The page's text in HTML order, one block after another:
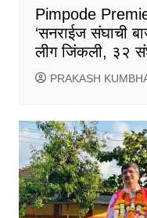
Pimpode
‘सनराईज संघाची
लीग जिंकली, ३२
PRAKASH